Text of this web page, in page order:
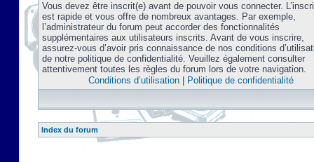
Vous devez être inscrit(e) avant de pouvoir vous connecter.
est rapide et vous offre de nombreux avantages. Par exemple,
l’administrateur du forum peut accorder des fonctionnalités
supplémentaires aux utilisateurs inscrits. Avant de vous inscrire,
assurez-vous d’avoir pris connaissance de nos conditions
de notre politique de confidentialité. Veuillez également consulter
attentivement toutes les règles du forum lors de votre navigation.
Conditions d’utilisation| Politique de confidentialité
Index du forum